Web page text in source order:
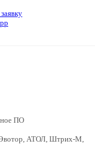
ПО
АТОЛ, Штрих-М,